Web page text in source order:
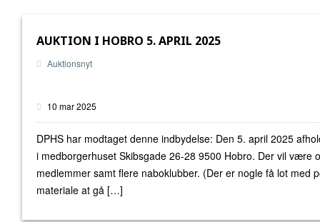
AUKTION I HOBRO 5. APRIL 2025
Auktionsnyt
10 mar 2025
DPHS har modtaget denne indbydelse: Den 5. april 2025
i medborgerhuset Skibsgade 26-28 9500 Hobro. Der vil være
medlemmer samt flere naboklubber. (Der er nogle få lot med
materiale at gå […]